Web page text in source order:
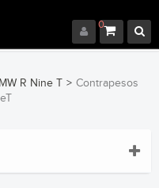
0
R Nine T > Contrapesos